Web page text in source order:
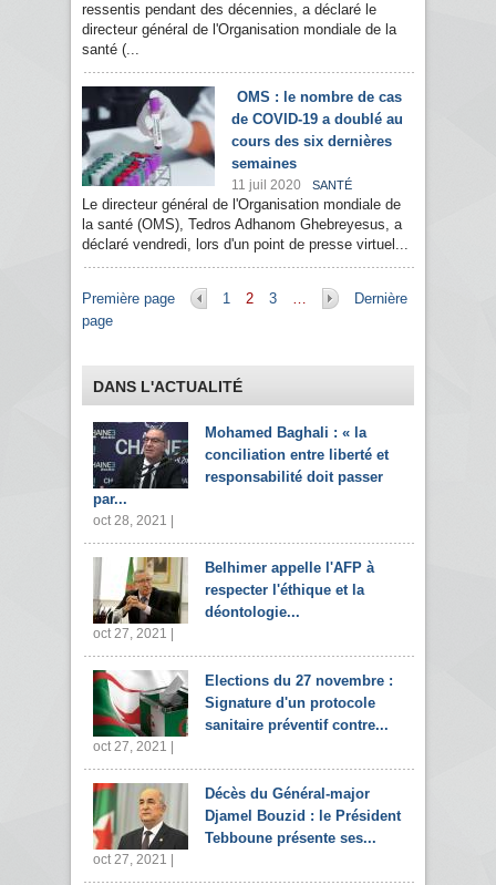
ressentis pendant des décennies, a déclaré le
directeur général de l'Organisation mondiale de la
santé (...
OMS : le nombre de cas
de COVID-19 a doublé au
cours des six dernières
semaines
11 juil 2020 SANTÉ
Le directeur général de l'Organisation mondiale de
la santé (OMS), Tedros Adhanom Ghebreyesus, a
déclaré vendredi, lors d'un point de presse virtuel...
Pages
Première page 1 2 3 …
Dernière
page
DANS L'ACTUALITÉ
Mohamed Baghali : « la
conciliation entre liberté et
responsabilité doit passer
par...
oct 28, 2021 |
Belhimer appelle l'AFP à
respecter l'éthique et la
déontologie...
oct 27, 2021 |
Elections du 27 novembre :
Signature d'un protocole
sanitaire préventif contre...
oct 27, 2021 |
Décès du Général-major
Djamel Bouzid : le Président
Tebboune présente ses...
oct 27, 2021 |